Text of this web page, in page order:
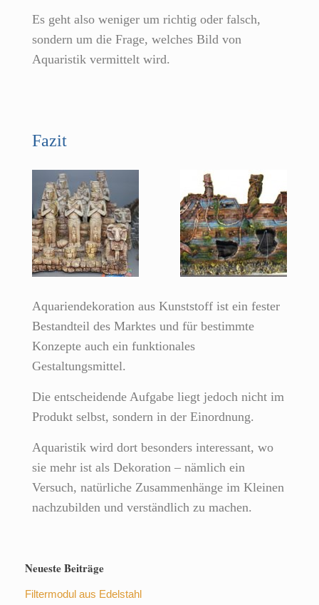
Es geht also weniger um richtig oder falsch,
sondern um die Frage, welches Bild von
Aquaristik vermittelt wird.
Fazit
Aquariendekoration aus Kunststoff ist ein fester
Bestandteil des Marktes und für bestimmte
Konzepte auch ein funktionales
Gestaltungsmittel.
Die entscheidende Aufgabe liegt jedoch nicht im
Produkt selbst, sondern in der Einordnung.
Aquaristik wird dort besonders interessant, wo
sie mehr ist als Dekoration – nämlich ein
Versuch, natürliche Zusammenhänge im Kleinen
nachzubilden und verständlich zu machen.
Neueste Beiträge
Filtermodul aus Edelstahl